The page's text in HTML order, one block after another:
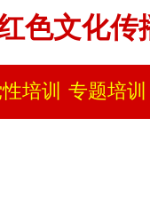
色文化传
培训 专题培训